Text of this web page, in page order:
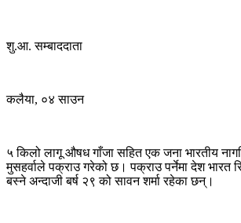
शु.आ. सम्बाददाता
कलैया, ०४ साउन
५ किलो लागू औषध गाँजा सहित एक जना भारतीय
मुसहर्वाले पक्राउ गरेको छ। पक्राउ पर्नेमा देश भारत
बस्ने अन्दाजी बर्ष २९ को सावन शर्मा रहेका छन्।